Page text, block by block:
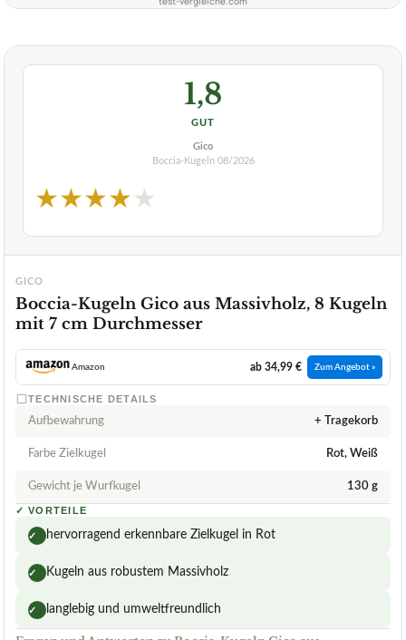
1,8
GUT
Gico
Boccia-Kugeln 08/2026
★★★★★
GICO
Boccia-Kugeln Gico aus Massivholz, 8 Kugeln
mit 7 cm Durchmesser
Amazon ab 34,99 € Zum Angebot »
TECHNISCHE DETAILS
Aufbewahrung + Tragekorb
Farbe Zielkugel Rot, Weiß
Gewicht je Wurfkugel 130 g
✓ VORTEILE
✓ hervorragend erkennbare Zielkugel in Rot
✓ Kugeln aus robustem Massivholz
✓ langlebig und umweltfreundlich